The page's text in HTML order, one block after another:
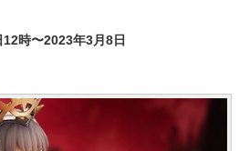
時〜2023年3月8日